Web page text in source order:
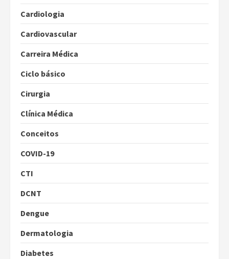
Cardiologia
Cardiovascular
Carreira Médica
Ciclo básico
Cirurgia
Clínica Médica
Conceitos
COVID-19
CTI
DCNT
Dengue
Dermatologia
Diabetes